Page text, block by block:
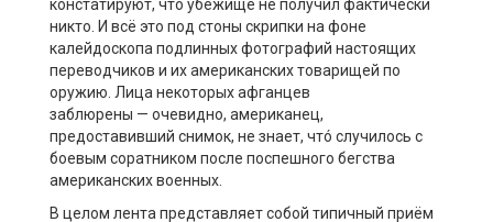
констатируют, что убежище не получил фактически
никто. И всё это под стоны скрипки на фоне
калейдоскопа подлинных фотографий настоящих
переводчиков и их американских товарищей по
оружию. Лица некоторых афганцев
заблюрены — очевидно, американец,
предоставивший снимок, не знает, чтó случилось с
боевым соратником после поспешного бегства
американских военных.
В целом лента представляет собой типичный приём